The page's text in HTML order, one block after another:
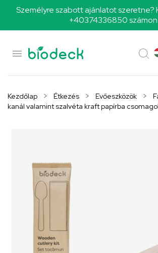
Személyre szabott ajánlatot szeretne?
+40374336850 számon

Kezdőlap Étkezés Evőeszközök
kanál valamint szalvéta kraft papírba